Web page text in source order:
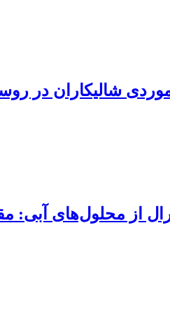
شالیکاران در
از محلول‌های آبی: